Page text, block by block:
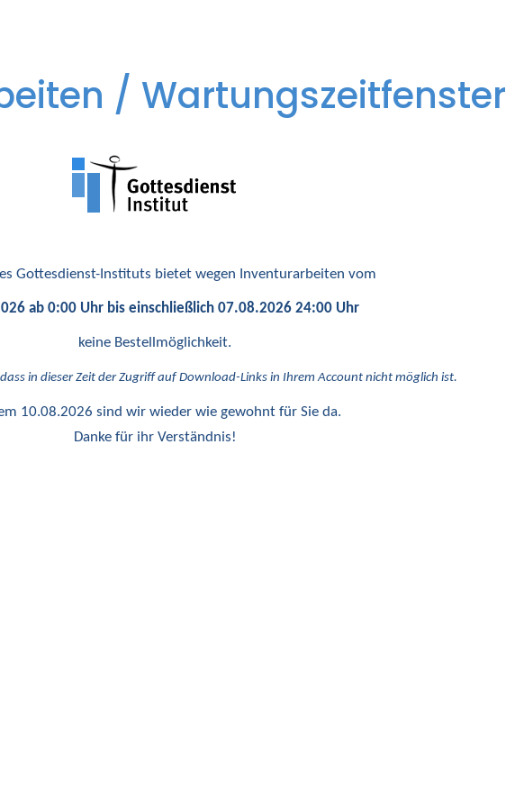
/ Wartungszeitfenster
Gottesdienst-Instituts bietet wegen Inventurarbeiten vom
ab 0:00 Uhr bis einschließlich 07.08.2026 24:00 Uhr
keine Bestellmöglichkeit.
in dieser Zeit der Zugriff auf Download-Links in Ihrem Account nicht möglich ist.
10.08.2026 sind wir wieder wie gewohnt für Sie da.
Danke für ihr Verständnis!